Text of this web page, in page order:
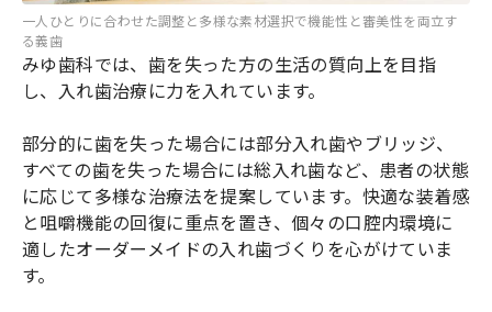
一人ひとりに合わせた調整と多様な素材選択で機能性と審美性を両立す
る義歯
みゆ歯科では、歯を失った方の生活の質向上を目指
し、入れ歯治療に力を入れています。
部分的に歯を失った場合には部分入れ歯やブリッジ、
すべての歯を失った場合には総入れ歯など、患者の状態
に応じて多様な治療法を提案しています。快適な装着感
と咀嚼機能の回復に重点を置き、個々の口腔内環境に
適したオーダーメイドの入れ歯づくりを心がけていま
す。